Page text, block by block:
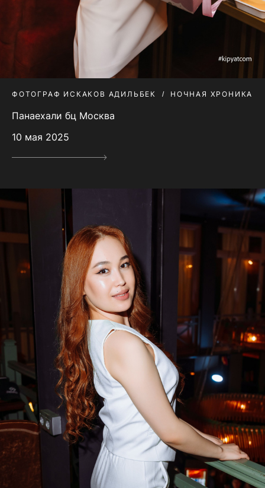
ФОТОГРАФ ИСКАКОВ АДИЛЬБЕК НОЧНАЯ ХРОНИКА
Панаехали бц Москва
10 мая 2025